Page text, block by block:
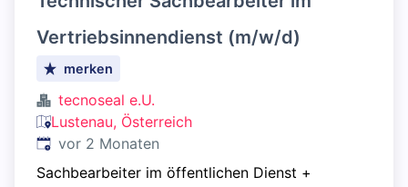
Vertriebsinnendienst (m/w/d)
merken
tecnoseal e.U.
Lustenau, Österreich
Veröffentlicht:
vor 2 Monaten
Sachbearbeiter im öffentlichen Dienst +